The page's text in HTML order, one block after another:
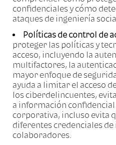
confidenciales y cómo
ataques de ingeniería
Políticas de control de
proteger las políticas y
acceso, incluyendo la
multifactores, la
mayor enfoque de
ayuda a limitar el acceso
los ciberdelincuentes,
a información confidencial
corporativa, incluso evita
diferentes credenciales
colaboradores.